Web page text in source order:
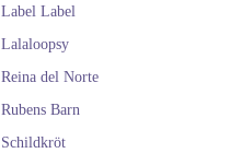
Label Label
Lalaloopsy
Reina del Norte
Rubens Barn
Schildkröt